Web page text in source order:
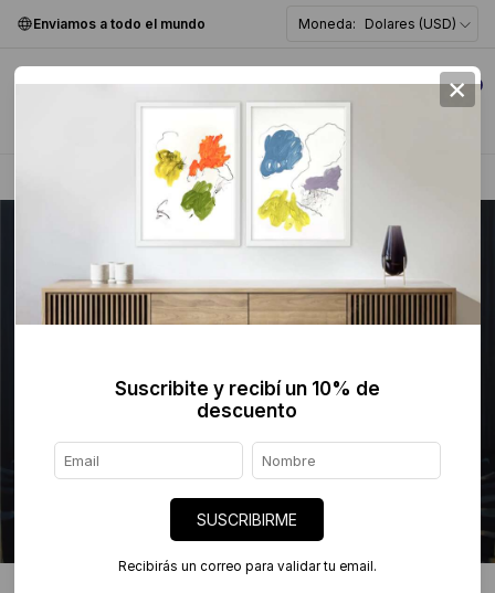
Enviamos a todo el mundo Moneda: Dolares (USD)
0
Figurativa >
×
Suscribite y recibí un 10% de
descuento
SUSCRIBIRME
Recibirás un correo para validar tu email.